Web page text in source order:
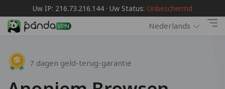
Uw IP: 216.73.216.144 · Uw Status: Onbeschermd
Nederlands
7 dagen geld-terug-garantie